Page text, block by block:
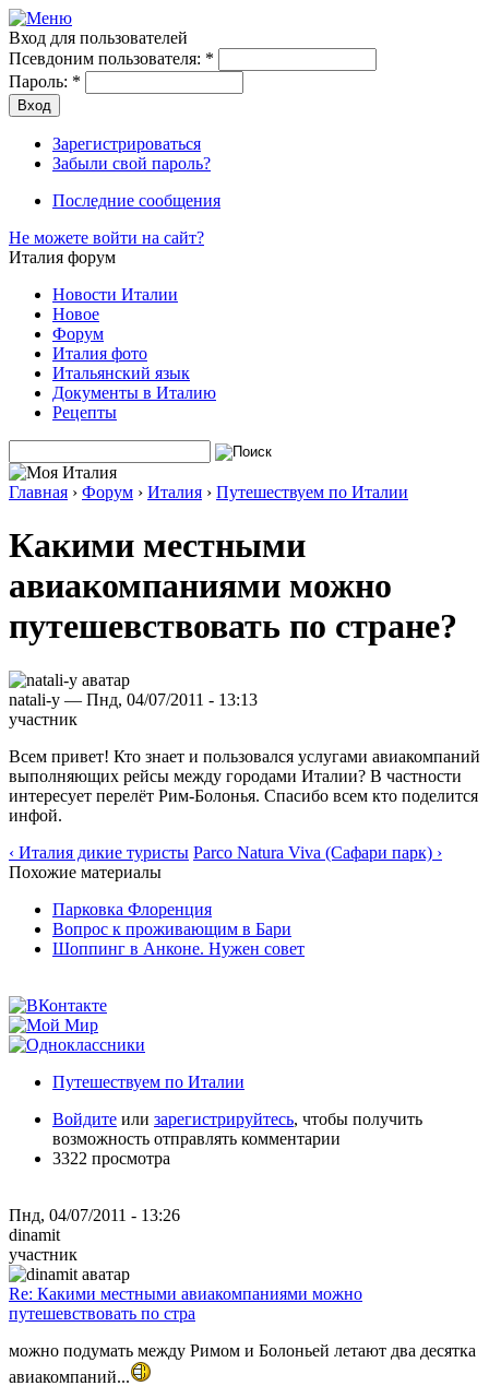
Вход для пользователей
Псевдоним пользователя: *
Пароль: *
Зарегистрироваться
Забыли свой пароль?
Последние сообщения
Не можете войти на сайт?
Италия форум
Новости Италии
Новое
Форум
Италия фото
Итальянский язык
Документы в Италию
Рецепты
Главная › Форум › Италия › Путешествуем по Италии
Какими местными
авиакомпаниями можно
путешевствовать по стране?
natali-y — Пнд, 04/07/2011 - 13:13
участник
Всем привет! Кто знает и пользовался услугами авиакомпаний
выполняющих рейсы между городами Италии? В частности
интересует перелёт Рим-Болонья. Спасибо всем кто поделится
инфой.
‹ Италия дикие туристы Parco Natura Viva (Сафари парк) ›
Похожие материалы
Парковка Флоренция
Вопрос к проживающим в Бари
Шоппинг в Анконе. Нужен совет
Путешествуем по Италии
Войдите или зарегистрируйтесь, чтобы получить
возможность отправлять комментарии
3322 просмотра
Пнд, 04/07/2011 - 13:26
dinamit
участник
Re: Какими местными авиакомпаниями можно
путешевствовать по стра
можно подумать между Римом и Болоньей летают два десятка
авиакомпаний...